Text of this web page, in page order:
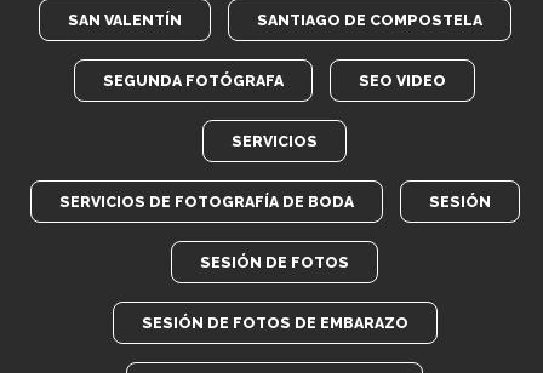
SAN VALENTÍN SANTIAGO DE COMPOSTELA
SEGUNDA FOTÓGRAFA SEO VIDEO
SERVICIOS
SERVICIOS DE FOTOGRAFÍA DE BODA SESIÓN
SESIÓN DE FOTOS
SESIÓN DE FOTOS DE EMBARAZO